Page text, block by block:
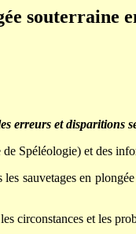
souterraine
erreurs et disparitions
Spéléologie) et des
sauvetages en
circonstances et les